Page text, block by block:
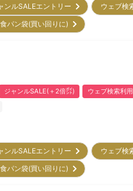
ンルSALEエントリー ウェブ検
食パン袋(買い回りに)
ジャンルSALE(＋2倍㌽) ウェブ検索利
ンルSALEエントリー ウェブ検
食パン袋(買い回りに)